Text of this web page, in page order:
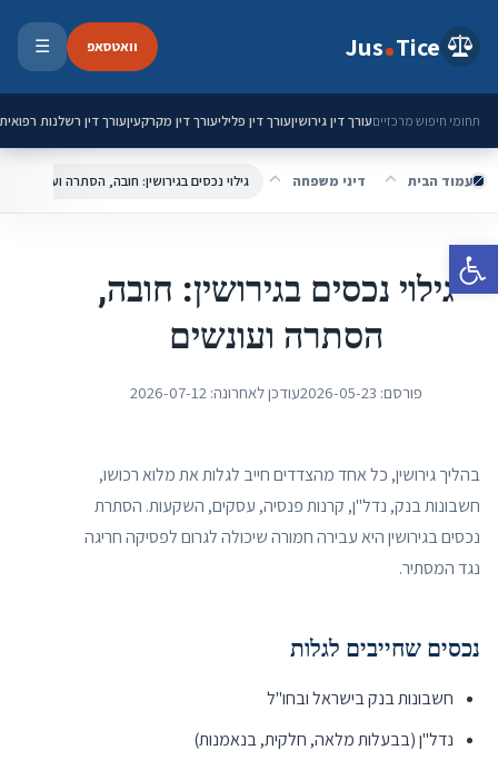
פתח סרגל נגישות
Jus Tice וואטסאפ ☰
תחומי חיפוש מרכזייםעורך דין גירושיןעורך דין פליליעורך דין מקרקעיןעורך דין רשלנות רפואית
עמוד הבית דיני משפחה גילוי נכסים בגירושין: חובה, הסתרה ועונשים
גילוי נכסים בגירושין: חובה,
הסתרה ועונשים
פורסם: 2026-05-23עודכן לאחרונה:2026-07-12
בהליך גירושין, כל אחד מהצדדים חייב לגלות את מלוא רכושו,
חשבונות בנק, נדל"ן, קרנות פנסיה, עסקים, השקעות. הסתרת
נכסים בגירושין היא עבירה חמורה שיכולה לגרום לפסיקה חריגה
נגד המסתיר.
נכסים שחייבים לגלות
חשבונות בנק בישראל ובחו"ל
נדל"ן (בבעלות מלאה, חלקית, בנאמנות)